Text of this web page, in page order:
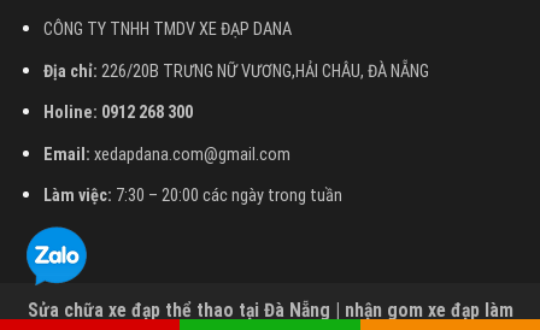
CÔNG TY TNHH TMDV XE ĐẠP DANA
Địa chỉ: 226/20B TRƯNG NỮ VƯƠNG,HẢI CHÂU, ĐÀ NẴNG
Holine: 0912 268 300
Email: xedapdana.com@gmail.com
Làm việc: 7:30 – 20:00 các ngày trong tuần
Sửa chữa xe đạp thể thao tại Đà Nẵng | nhận gom xe đạp làm
Liên hệ qua Zalo